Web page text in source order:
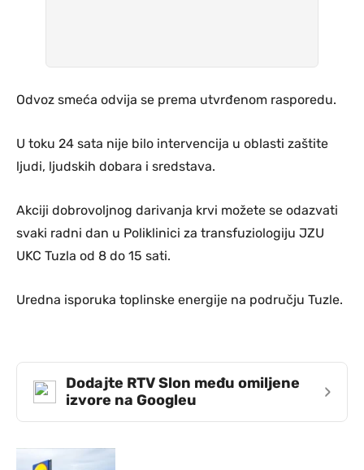
Odvoz smeća odvija se prema utvrđenom rasporedu.
U toku 24 sata nije bilo intervencija u oblasti zaštite
ljudi, ljudskih dobara i sredstava.
Akciji dobrovoljnog darivanja krvi možete se odazvati
svaki radni dan u Poliklinici za transfuziologiju JZU
UKC Tuzla od 8 do 15 sati.
Uredna isporuka toplinske energije na području Tuzle.
Dodajte RTV Slon među omiljene
izvore na Googleu
›